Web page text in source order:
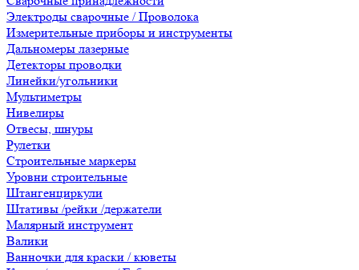
Электроды сварочные / Проволока
Измерительные приборы и инструменты
Дальномеры лазерные
Детекторы проводки
Линейки/угольники
Мультиметры
Нивелиры
Отвесы, шнуры
Рулетки
Строительные маркеры
Уровни строительные
Штангенциркули
Штативы /рейки /держатели
Малярный инструмент
Валики
Ванночки для краски / кюветы